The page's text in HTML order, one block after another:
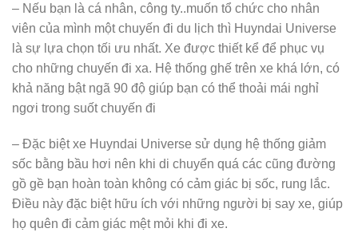
– Nếu bạn là cá nhân, công ty..muốn tổ chức cho nhân
viên của mình một chuyến đi du lịch thì Huyndai Universe
là sự lựa chọn tối ưu nhất. Xe được thiết kể để phục vụ
cho những chuyến đi xa. Hệ thống ghế trên xe khá lớn, có
khả năng bật ngã 90 độ giúp bạn có thể thoải mái nghỉ
ngơi trong suốt chuyến đi
– Đặc biệt xe Huyndai Universe sử dụng hệ thống giảm
sốc bằng bầu hơi nên khi di chuyển quá các cũng đường
gồ gề bạn hoàn toàn không có cảm giác bị sốc, rung lắc.
Điều này đặc biệt hữu ích với những người bị say xe, giúp
họ quên đi cảm giác mệt mỏi khi đi xe.